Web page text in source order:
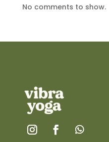
No comments to show.